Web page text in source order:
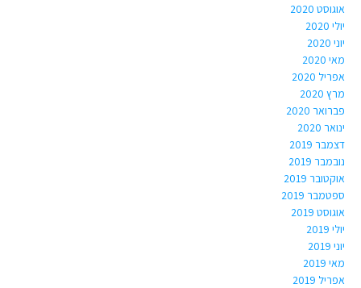
אוגוסט 2020
יולי 2020
יוני 2020
מאי 2020
אפריל 2020
מרץ 2020
פברואר 2020
ינואר 2020
דצמבר 2019
נובמבר 2019
אוקטובר 2019
ספטמבר 2019
אוגוסט 2019
יולי 2019
יוני 2019
מאי 2019
אפריל 2019